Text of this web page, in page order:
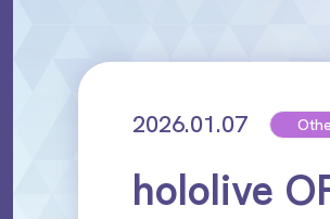
2026.01.07
hololive